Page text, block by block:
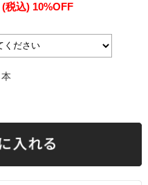
(税込) 10%OFF
本